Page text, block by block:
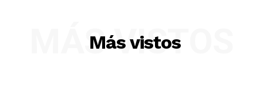
Más vistos
MÁS VISTOS